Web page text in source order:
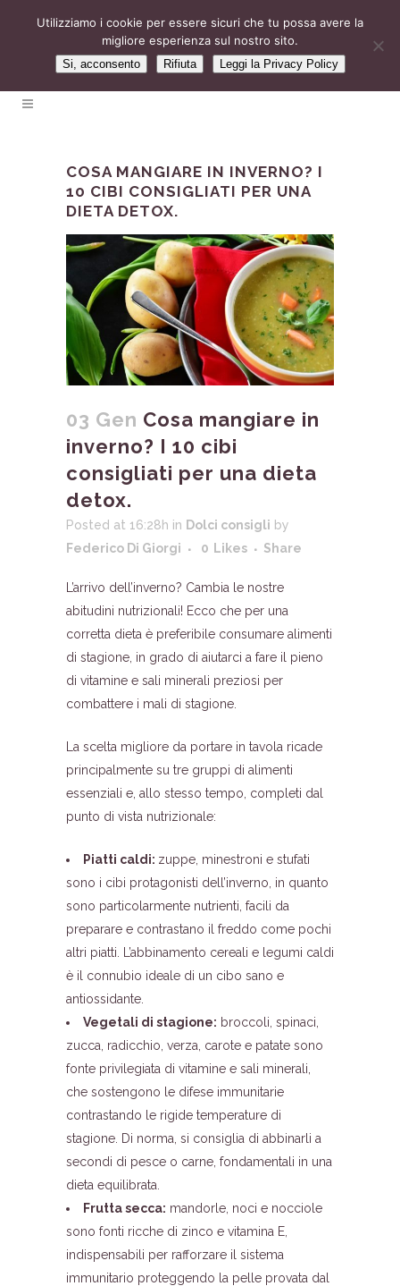
COSA MANGIARE IN INVERNO? I
10 CIBI CONSIGLIATI PER UNA
DIETA DETOX.
03 Gen Cosa mangiare in
inverno? I 10 cibi
consigliati per una dieta
detox.
Posted at 16:28h in Dolci consigli by
Federico Di Giorgi
0 Likes Share
L’arrivo dell’inverno? Cambia le nostre
abitudini nutrizionali! Ecco che per una
corretta dieta è preferibile consumare alimenti
di stagione, in grado di aiutarci a fare il pieno
di vitamine e sali minerali preziosi per
combattere i mali di stagione.
La scelta migliore da portare in tavola ricade
principalmente su tre gruppi di alimenti
essenziali e, allo stesso tempo, completi dal
punto di vista nutrizionale:
Piatti caldi: zuppe, minestroni e stufati
sono i cibi protagonisti dell’inverno, in quanto
sono particolarmente nutrienti, facili da
preparare e contrastano il freddo come pochi
altri piatti. L’abbinamento cereali e legumi caldi
è il connubio ideale di un cibo sano e
antiossidante.
Vegetali di stagione: broccoli, spinaci,
zucca, radicchio, verza, carote e patate sono
fonte privilegiata di vitamine e sali minerali,
che sostengono le difese immunitarie
contrastando le rigide temperature di
stagione. Di norma, si consiglia di abbinarli a
secondi di pesce o carne, fondamentali in una
dieta equilibrata.
Frutta secca: mandorle, noci e nocciole
sono fonti ricche di zinco e vitamina E,
indispensabili per rafforzare il sistema
immunitario proteggendo la pelle provata dal
Utilizziamo i cookie per essere sicuri che tu possa avere la
migliore esperienza sul nostro sito.
Si, acconsento Rifiuta Leggi la Privacy Policy